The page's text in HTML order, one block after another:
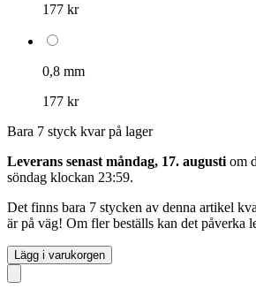
177 kr
0,8 mm
177 kr
Bara 7 styck kvar på lager
Leverans senast måndag, 17. augusti om
söndag klockan 23:59.
Det finns bara 7 stycken av denna artikel
är på väg! Om fler beställs kan det påverka
Lägg i varukorgen